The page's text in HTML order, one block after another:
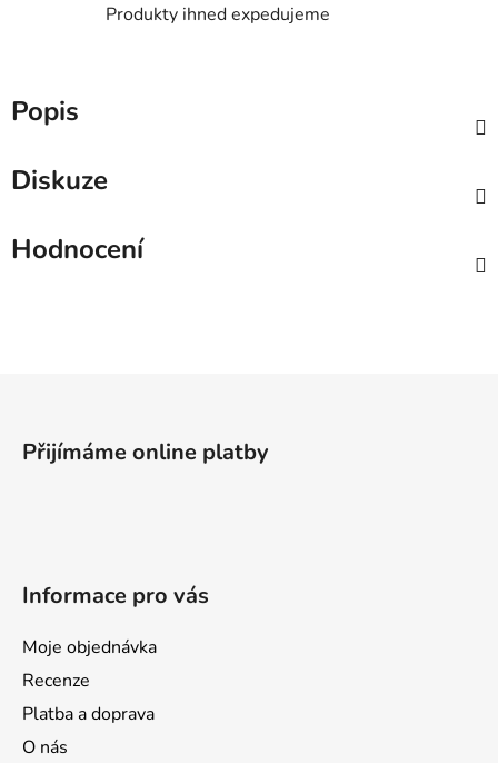
Produkty ihned expedujeme
Popis
Diskuze
Hodnocení
Přijímáme online platby
Informace pro vás
Moje objednávka
Recenze
Platba a doprava
O nás